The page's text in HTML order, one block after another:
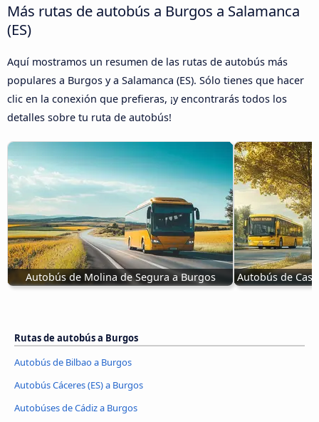
Más rutas de autobús a Burgos a Salamanca
(ES)
Aquí mostramos un resumen de las rutas de autobús más
populares a Burgos y a Salamanca (ES). Sólo tienes que hacer
clic en la conexión que prefieras, ¡y encontrarás todos los
detalles sobre tu ruta de autobús!
Autobús de Molina de Segura a Burgos Autobús de
Rutas de autobús a Burgos
Autobús de Bilbao a Burgos
Autobús Cáceres‎‎ (ES) a Burgos
Autobúses de Cádiz a Burgos